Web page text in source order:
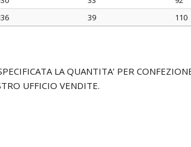
39 110
LA QUANTITA’ PER
UFFICIO VENDITE.